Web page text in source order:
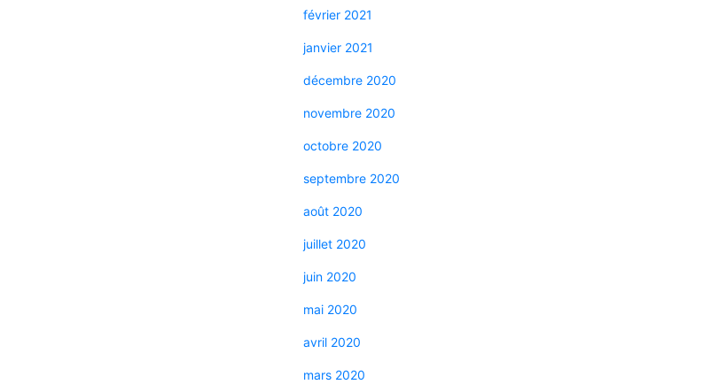
février 2021
janvier 2021
décembre 2020
novembre 2020
octobre 2020
septembre 2020
août 2020
juillet 2020
juin 2020
mai 2020
avril 2020
mars 2020